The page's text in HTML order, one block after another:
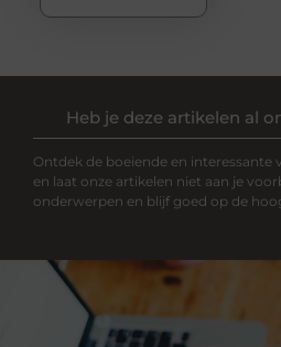
Heb je deze artikelen al
Ontdek de boeiende en interessante
en laat onze artikelen niet aan je
onderwerpen en blijf goed op de